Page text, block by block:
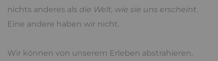
nichts anderes als die Welt, wie sie uns erscheint.
Eine andere haben wir nicht.
Wir können von unserem Erleben abstrahieren,